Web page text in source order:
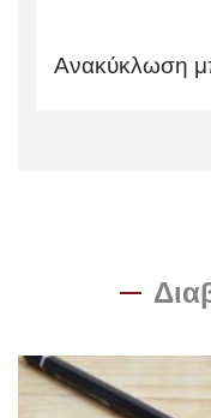
Ανακύκλωση